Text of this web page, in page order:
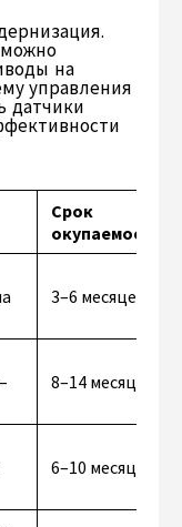
на
управления
датчики
Срок
окупаемости
3–6 месяцев
8–14 месяцев
6–10 месяцев